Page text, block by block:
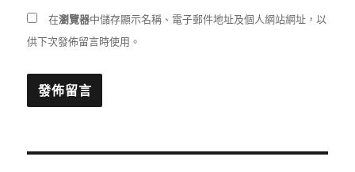
在瀏覽器中儲存顯示名稱、電子郵件地址及個人網站網址，以
供下次發佈留言時使用。